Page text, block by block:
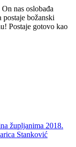
nas oslobađa
božanski
Postaje gotovo kao
župljanima 2018.
Stanković